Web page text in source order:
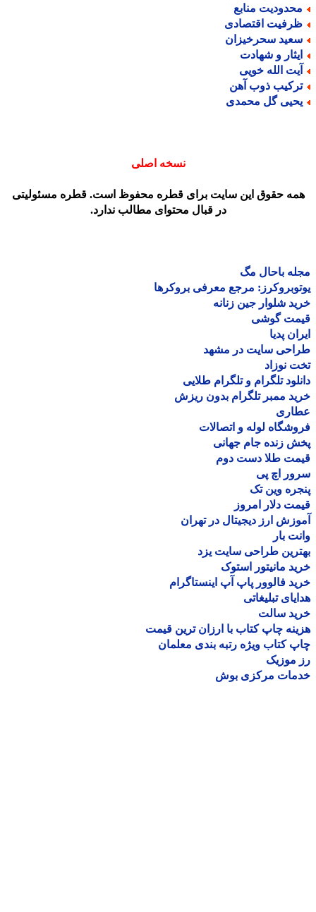
منابع
اقتصادی
سحرخیزان
و شهادت
الله خویی
ذوب آهن
گل محمدی
نسخه اصلی
حقوق این سایت برای قطره محفوظ است. قطره مسئولیتی
در قبال محتوای مطالب ندارد.
باحال مگ
مرجع معرفی بروکرها
شلوار جین زنانه
گوشی
پدیا
سایت در مشهد
نوزاد
تلگرام و تلگرام طلایی
ممبر تلگرام بدون ریزش
لوله و اتصالات
زنده جام جهانی
طلا دست دوم
اچ پی
وین تک
دلار امروز
ارز دیجیتال در تهران
بار
طراحی سایت یزد
مانیتور استوک
فالوور پاپ آپ اینستاگرام
تبلیغاتی
سالت
چاپ کتاب با ارزان ترین قیمت
کتاب ویژه رتبه بندی معلمان
موزیک
مرکزی بوش